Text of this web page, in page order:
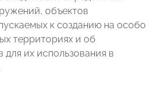
объектов
к созданию на особо
территориях и об
их использования в